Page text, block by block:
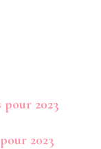
pour 2023
2023